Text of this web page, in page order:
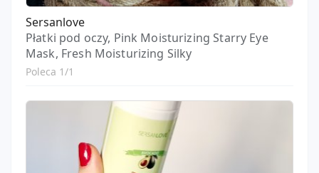
Sersanlove
Płatki pod oczy, Pink Moisturizing Starry Eye
Mask, Fresh Moisturizing Silky
Poleca 1/1